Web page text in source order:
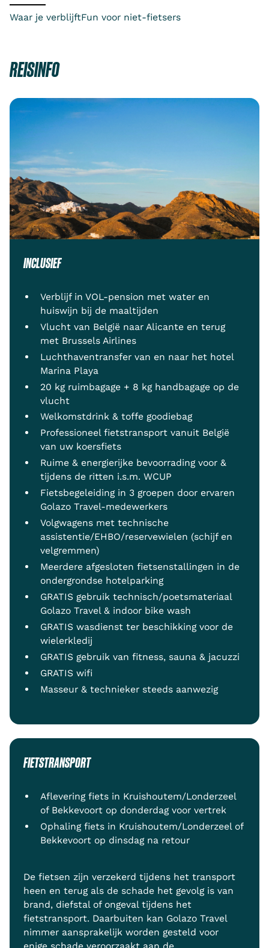
Waar je verblijftFun voor niet-fietsers
REISINFO
INCLUSIEF
Verblijf in VOL-pension met water en
huiswijn bij de maaltijden
Vlucht van België naar Alicante en terug
met Brussels Airlines
Luchthaventransfer van en naar het hotel
Marina Playa
20 kg ruimbagage + 8 kg handbagage op de
vlucht
Welkomstdrink & toffe goodiebag
Professioneel fietstransport vanuit België
van uw koersfiets
Ruime & energierijke bevoorrading voor &
tijdens de ritten i.s.m. WCUP
Fietsbegeleiding in 3 groepen door ervaren
Golazo Travel-medewerkers
Volgwagens met technische
assistentie/EHBO/reservewielen (schijf en
velgremmen)
Meerdere afgesloten fietsenstallingen in de
ondergrondse hotelparking
GRATIS gebruik technisch/poetsmateriaal
Golazo Travel & indoor bike wash
GRATIS wasdienst ter beschikking voor de
wielerkledij
GRATIS gebruik van fitness, sauna & jacuzzi
GRATIS wifi
Masseur & technieker steeds aanwezig
FIETSTRANSPORT
Aflevering fiets in Kruishoutem/Londerzeel
of Bekkevoort op donderdag voor vertrek
Ophaling fiets in Kruishoutem/Londerzeel of
Bekkevoort op dinsdag na retour
De fietsen zijn verzekerd tijdens het transport
heen en terug als de schade het gevolg is van
brand, diefstal of ongeval tijdens het
fietstransport. Daarbuiten kan Golazo Travel
nimmer aansprakelijk worden gesteld voor